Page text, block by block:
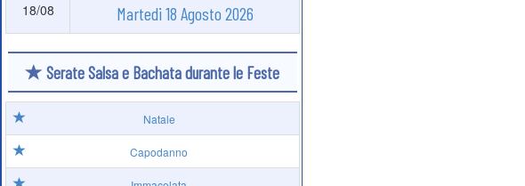
18/08 Martedi 18 Agosto 2026
Serate Salsa e Bachata durante le Feste
Natale
Capodanno